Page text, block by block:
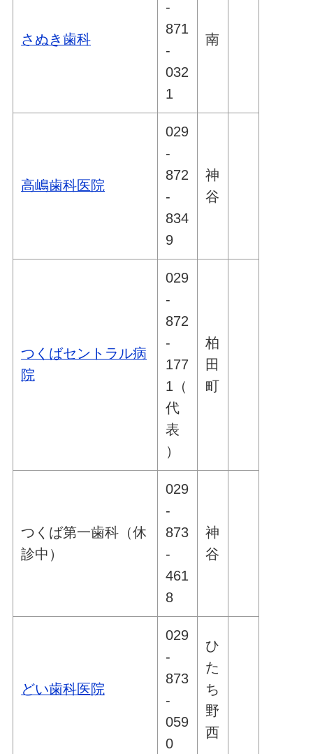
さぬき歯科
-
871
-
032
1
南
高嶋歯科医院
029
-
872
-
834
9
神
谷
つくばセントラル病
院
029
-
872
-
177
1（
代
表
）
柏
田
町
つくば第一歯科（休
診中）
029
-
873
-
461
8
神
谷
どい歯科医院
029
-
873
-
059
0
ひ
た
ち
野
西